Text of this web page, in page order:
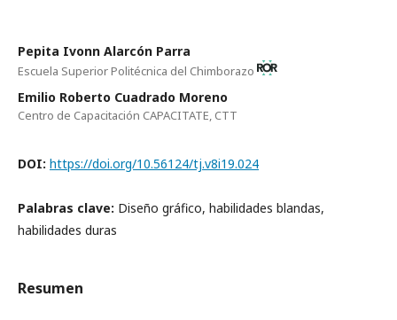
Pepita Ivonn Alarcón Parra
Escuela Superior Politécnica del Chimborazo
Emilio Roberto Cuadrado Moreno
Centro de Capacitación CAPACITATE, CTT
DOI: https://doi.org/10.56124/tj.v8i19.024
Palabras clave: Diseño gráfico, habilidades blandas,
habilidades duras
Resumen